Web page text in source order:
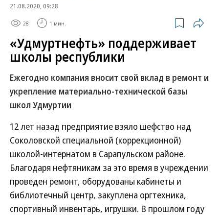
21.08.2020, 09:28
28 1 мин.
«Удмуртнефть» поддерживает
школы республики
Ежегодно компания вносит свой вклад в ремонт и
укрепление материально-технической базы
школ Удмуртии
12 лет назад предприятие взяло шефство над
Соколовской специальной (коррекционной)
школой-интернатом в Сарапульском районе.
Благодаря нефтяникам за это время в учреждении
проведен ремонт, оборудованы кабинеты и
библиотечный центр, закуплена оргтехника,
спортивный инвентарь, игрушки. В прошлом году